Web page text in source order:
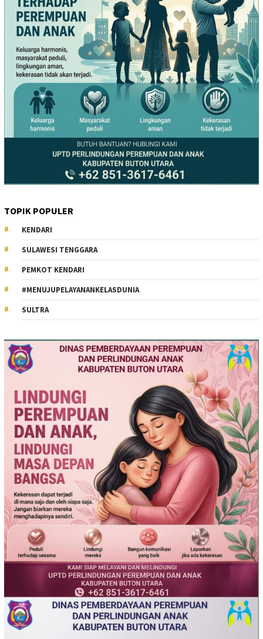
TOPIK POPULER
KENDARI
SULAWESI TENGGARA
PEMKOT KENDARI
#MENUJUPELAYANANKELASDUNIA
SULTRA